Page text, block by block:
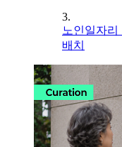
3.
노인일자리
배치